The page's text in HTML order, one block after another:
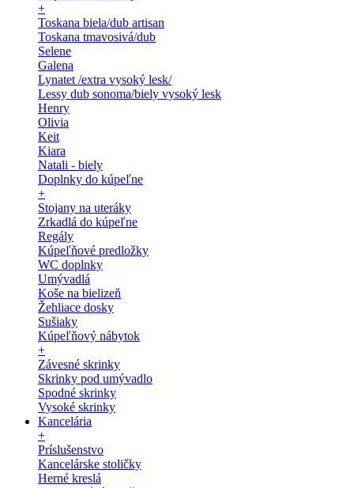
+
Toskana biela/dub artisan
Toskana tmavosivá/dub
Selene
Galena
Lynatet /extra vysoký lesk/
Lessy dub sonoma/biely vysoký lesk
Henry
Olivia
Keit
Kiara
Natali - biely
Doplnky do kúpeľne
+
Stojany na uteráky
Zrkadlá do kúpeľne
Regály
Kúpeľňové predložky
WC doplnky
Umývadlá
Koše na bielizeň
Žehliace dosky
Sušiaky
Kúpeľňový nábytok
+
Závesné skrinky
Skrinky pod umývadlo
Spodné skrinky
Vysoké skrinky
Kancelária
+
Príslušenstvo
Kancelárske stoličky
Herné kreslá